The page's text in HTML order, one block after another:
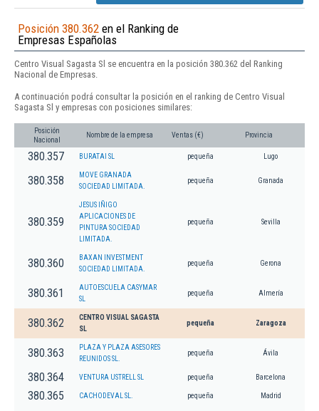
Posición 380.362 en el Ranking de
Empresas Españolas
Centro Visual Sagasta Sl se encuentra en la posición 380.362 del Ranking
Nacional de Empresas.
A continuación podrá consultar la posición en el ranking de Centro Visual
Sagasta Sl y empresas con posiciones similares:
Posición
Nacional
Nombre de la empresa Ventas (€) Provincia
380.357 BURATAI SL pequeña Lugo
380.358
MOVE GRANADA
SOCIEDAD LIMITADA.
pequeña Granada
380.359
JESUS IÑIGO
APLICACIONES DE
PINTURA SOCIEDAD
LIMITADA.
pequeña Sevilla
380.360
BAXAN INVESTMENT
SOCIEDAD LIMITADA.
pequeña Gerona
380.361
AUTOESCUELA CASYMAR
SL
pequeña Almería
380.362
CENTRO VISUAL SAGASTA
SL
pequeña Zaragoza
380.363
PLAZA Y PLAZA ASESORES
REUNIDOS SL.
pequeña Ávila
380.364 VENTURA USTRELL SL pequeña Barcelona
380.365 CACHODEVAL SL. pequeña Madrid